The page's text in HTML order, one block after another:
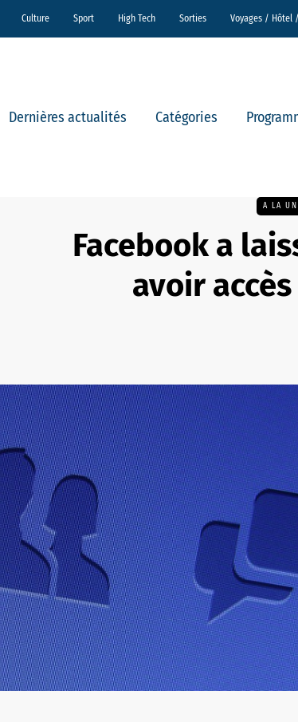
Culture Sport High Tech Sorties Voyages / Hôtel
Dernières actualités Catégories
A LA
Facebook a
avoir